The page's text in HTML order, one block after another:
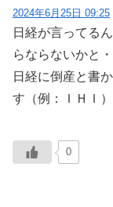
2024年6月25日 09:25
日経が言ってる
らならないかと・
日経に倒産と書
す（例：ＩＨＩ）
0